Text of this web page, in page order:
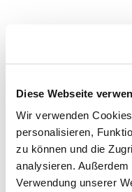
Diese Webseite
Wir verwenden
personalisieren,
zu können und die
analysieren.
Verwendung unserer